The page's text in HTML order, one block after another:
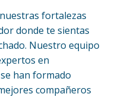
fortalezas
donde te sientas
Nuestro equipo
en
han formado
compañeros